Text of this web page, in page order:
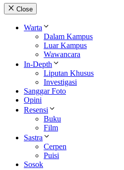
Close
Warta
Dalam Kampus
Luar Kampus
Wawancara
In-Depth
Liputan Khusus
Investigasi
Sanggar Foto
Opini
Resensi
Buku
Film
Sastra
Cerpen
Puisi
Sosok